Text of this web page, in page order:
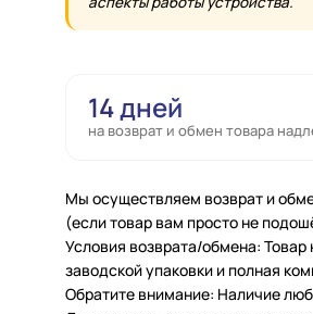
14 дней
на возврат и обмен товара
Мы осуществляем возврат и
(если товар вам просто не
Условия возврата/обмена:
заводской упаковки и полная
Обратите внимание: Наличие